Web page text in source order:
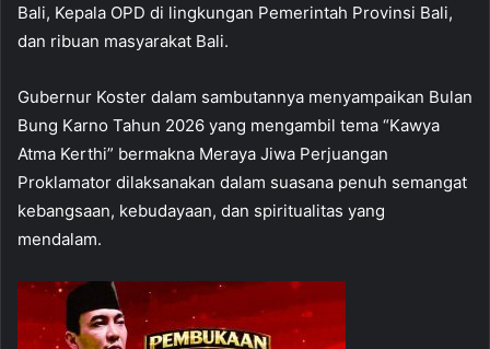
Bali, Kepala OPD di lingkungan Pemerintah Provinsi Bali,
dan ribuan masyarakat Bali.
Gubernur Koster dalam sambutannya menyampaikan Bulan
Bung Karno Tahun 2026 yang mengambil tema “Kawya
Atma Kerthi” bermakna Meraya Jiwa Perjuangan
Proklamator dilaksanakan dalam suasana penuh semangat
kebangsaan, kebudayaan, dan spiritualitas yang
mendalam.